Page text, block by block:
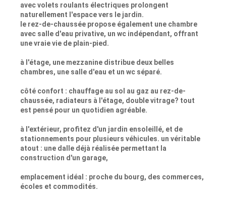
avec volets roulants électriques prolongent
naturellement l'espace vers le jardin.
le rez-de-chaussée propose également une chambre
avec salle d'eau privative, un wc indépendant, offrant
une vraie vie de plain-pied.
à l'étage, une mezzanine distribue deux belles
chambres, une salle d'eau et un wc séparé.
côté confort : chauffage au sol au gaz au rez-de-
chaussée, radiateurs à l'étage, double vitrage? tout
est pensé pour un quotidien agréable.
à l'extérieur, profitez d'un jardin ensoleillé, et de
stationnements pour plusieurs véhicules. un véritable
atout : une dalle déjà réalisée permettant la
construction d'un garage,
emplacement idéal : proche du bourg, des commerces,
écoles et commodités.